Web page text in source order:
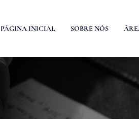
PÁGINA INICIAL SOBRE NÓS